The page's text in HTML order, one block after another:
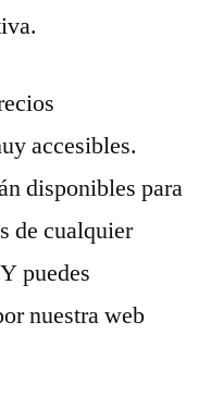
accesibles.
disponibles para
de cualquier
puedes
nuestra web